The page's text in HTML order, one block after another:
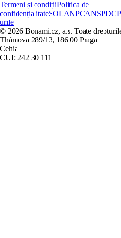
Termeni și condițiiPolitica de
confidențialitateSOLANPCANSPDCP
urile
© 2026 Bonami.cz, a.s. Toate
Thámova 289/13, 186 00 Praga
Cehia
CUI: 242 30 111